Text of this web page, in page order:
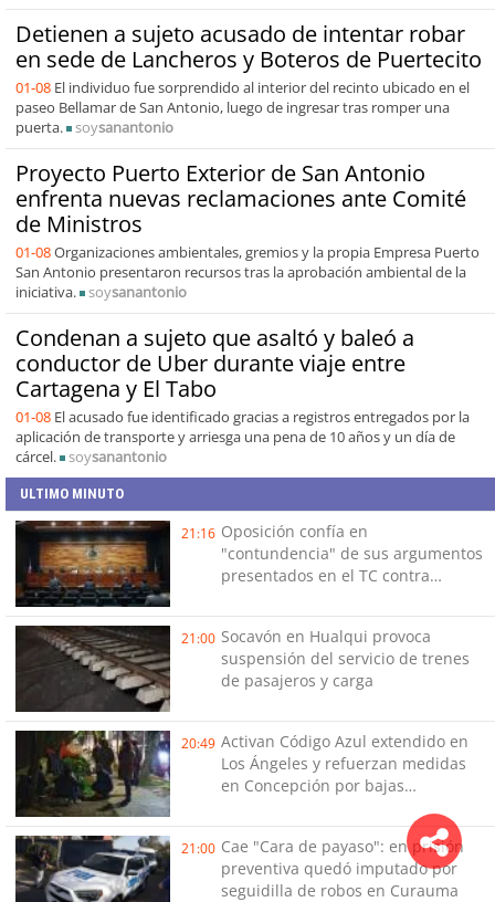
Detienen a sujeto acusado de intentar robar
en sede de Lancheros y Boteros de Puertecito
01-08 El individuo fue sorprendido al interior del recinto ubicado en el
paseo Bellamar de San Antonio, luego de ingresar tras romper una
puerta.
soysanantonio
Proyecto Puerto Exterior de San Antonio
enfrenta nuevas reclamaciones ante Comité
de Ministros
01-08Organizaciones ambientales, gremios y la propia Empresa Puerto
San Antonio presentaron recursos tras la aprobación ambiental de la
iniciativa.
soysanantonio
Condenan a sujeto que asaltó y baleó a
conductor de Uber durante viaje entre
Cartagena y El Tabo
01-08 El acusado fue identificado gracias a registros entregados por la
aplicación de transporte y arriesga una pena de 10 años y un día de
cárcel.
soysanantonio
ULTIMO MINUTO
21:16 Oposición confía en
"contundencia" de sus argumentos
presentados en el TC contra
21:00 Socavón en Hualqui provoca
suspensión del servicio de trenes
de pasajeros y carga
20:49 Activan Código Azul extendido en
Los Ángeles y refuerzan medidas
en Concepción por bajas
semana
21:00 Cae "Cara de payaso": en prisión
preventiva quedó imputado por
seguidilla de robos en Curauma